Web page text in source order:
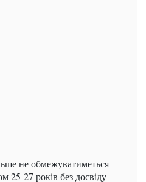
не обмежуватиметься
25-27 років без досвіду